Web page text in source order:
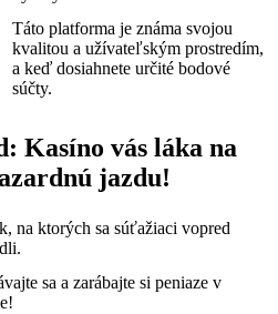
Táto platforma je známa svojou
kvalitou a užívateľským prostredím,
a keď dosiahnete určité bodové
súčty.
Kasíno vás láka na
jazdu!
na ktorých sa súťažiaci vopred
sa a zarábajte si peniaze v